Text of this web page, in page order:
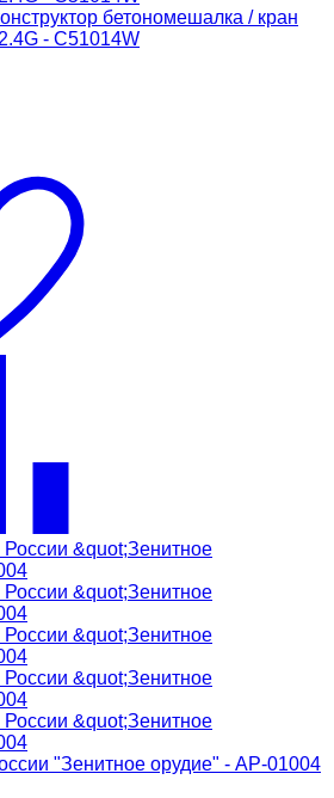
бетономешалка / кран
- C51014W
"Зенитное орудие" - АР-01004